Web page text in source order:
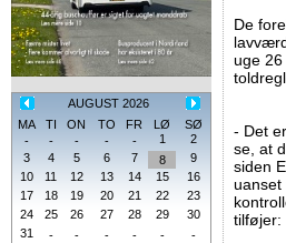
AUGUST 2026
MA
TI ON TO FR LØ
SØ
-
- - - - 1
2
3
4 5 6 7 8
9
10
11 12 13 14 15
16
17
18 19 20 21 22
23
24
25 26 27 28 29
30
31
- - - - -
-
De
uge
- Det
se, at
siden
tilføjer: